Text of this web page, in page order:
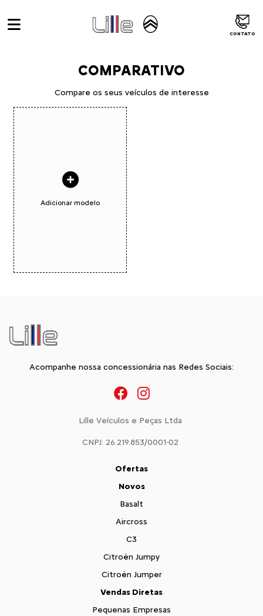
CONTATO
COMPARATIVO
Compare os seus veículos de interesse
Adicionar modelo
Acompanhe nossa concessionária nas Redes Sociais:
Lille Veículos e Peças Ltda
CNPJ: 26.219.853/0001-02
Ofertas
Novos
Basalt
Aircross
C3
Citroën Jumpy
Citroën Jumper
Vendas Diretas
Pequenas Empresas